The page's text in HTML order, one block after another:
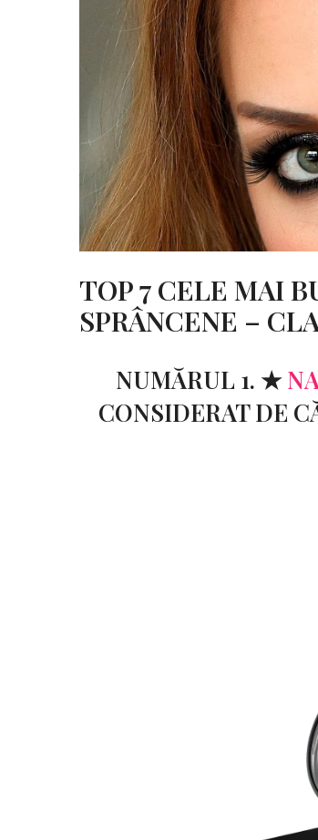
TOP 7 CELE MAI
SPRÂNCENE –
NUMĂRUL 1. ★
CONSIDERAT DE